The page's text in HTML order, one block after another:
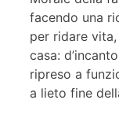
facendo una
per ridare
casa:
ripreso a
a lieto fine